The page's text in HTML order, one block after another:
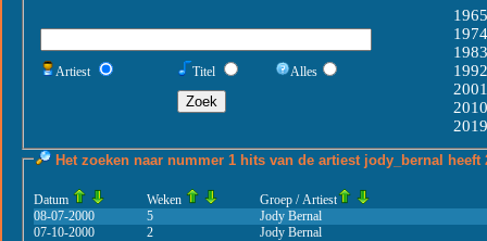
Artiest Titel Alles
1965
1974
1983
1992
2001
2010
2019
Het zoeken naar nummer 1 hits van de artiest jody_bernal heeft
Datum Weken
Groep / Artiest
08-07-2000
5
Jody Bernal
07-10-2000
2 Jody Bernal